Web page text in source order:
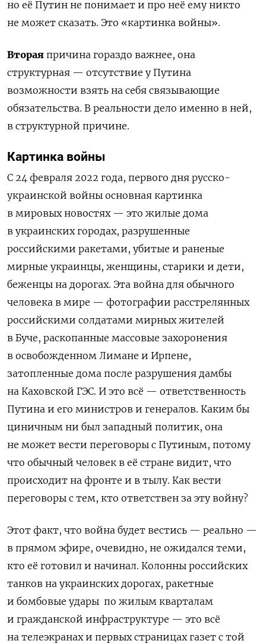
но её Путин не понимает и про неё ему никто
не может сказать. Это «картинка войны».
Вторая причина гораздо важнее, она
структурная — отсутствие у Путина
возможности взять на себя связывающие
обязательства. В реальности дело именно в ней,
в структурной причине.
Картинка войны
С 24 февраля 2022 года, первого дня русско-
украинской войны основная картинка
в мировых новостях — это жилые дома
в украинских городах, разрушенные
российскими ракетами, убитые и раненые
мирные украинцы, женщины, старики и дети,
беженцы на дорогах. Эта война для обычного
человека в мире — фотографии расстрелянных
российскими солдатами мирных жителей
в Буче, раскопанные массовые захоронения
в освобожденном Лимане и Ирпене,
затопленные дома после разрушения дамбы
на Каховской ГЭС. И это всё — ответственность
Путина и его министров и генералов. Каким бы
циничным ни был западный политик, она
не может вести переговоры с Путиным, потому
что обычный человек в её стране видит, что
происходит на фронте и в тылу. Как вести
переговоры с тем, кто ответствен за эту войну?
Этот факт, что война будет вестись — реально —
в прямом эфире, очевидно, не ожидался теми,
кто её готовил и начинал. Колонны российских
танков на украинских дорогах, ракетные
и бомбовые удары по жилым кварталам
и гражданской инфраструктуре — это всё
на телеэкранах и первых страницах газет с той